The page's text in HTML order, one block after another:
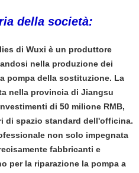
della società:
di Wuxi è un produttore
nella produzione dei
pompa della sostituzione. La
nella provincia di Jiangsu
di 50 milione RMB,
di spazio standard dell'officina.
non solo impegnata
fabbricanti e
per la riparazione la pompa a